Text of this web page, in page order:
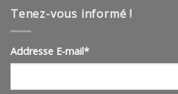
pure
Tenez-vous informé !
Addresse E-mail*